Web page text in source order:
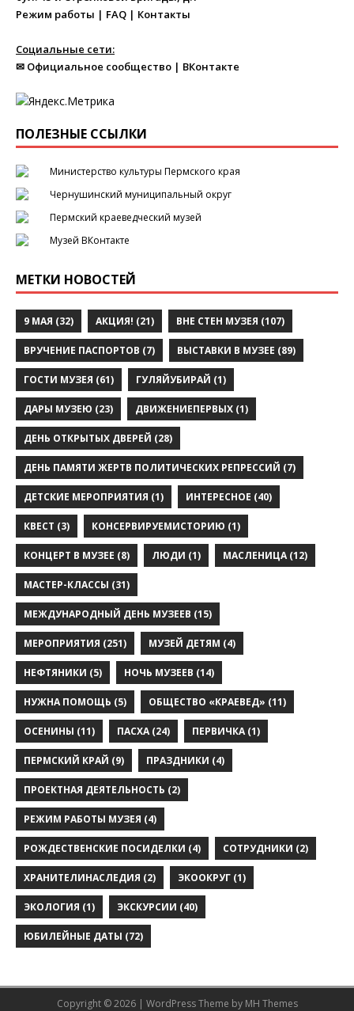
Режим работы | FAQ | Контакты
Социальные сети:
✉ Официальное сообщество | ВКонтакте
ПОЛЕЗНЫЕ ССЫЛКИ
Министерство культуры Пермского края
Чернушинский муниципальный округ
Пермский краеведческий музей
Музей ВКонтакте
МЕТКИ НОВОСТЕЙ
9 МАЯ (32) АКЦИЯ! (21) ВНЕ СТЕН МУЗЕЯ (107)
ВРУЧЕНИЕ ПАСПОРТОВ (7) ВЫСТАВКИ В МУЗЕЕ (89)
ГОСТИ МУЗЕЯ (61) ГУЛЯЙУБИРАЙ (1)
ДАРЫ МУЗЕЮ (23) ДВИЖЕНИЕПЕРВЫХ (1)
ДЕНЬ ОТКРЫТЫХ ДВЕРЕЙ (28)
ДЕНЬ ПАМЯТИ ЖЕРТВ ПОЛИТИЧЕСКИХ РЕПРЕССИЙ (7)
ДЕТСКИЕ МЕРОПРИЯТИЯ (1) ИНТЕРЕСНОЕ (40)
КВЕСТ (3) КОНСЕРВИРУЕМИСТОРИЮ (1)
КОНЦЕРТ В МУЗЕЕ (8) ЛЮДИ (1) МАСЛЕНИЦА(12)
МАСТЕР-КЛАССЫ (31)
МЕЖДУНАРОДНЫЙ ДЕНЬ МУЗЕЕВ (15)
МЕРОПРИЯТИЯ (251) МУЗЕЙ ДЕТЯМ (4)
НЕФТЯНИКИ (5) НОЧЬ МУЗЕЕВ (14)
НУЖНА ПОМОЩЬ (5) ОБЩЕСТВО «КРАЕВЕД» (11)
ОСЕНИНЫ (11) ПАСХА(24) ПЕРВИЧКА(1)
ПЕРМСКИЙ КРАЙ (9) ПРАЗДНИКИ (4)
ПРОЕКТНАЯ ДЕЯТЕЛЬНОСТЬ (2)
РЕЖИМ РАБОТЫ МУЗЕЯ (4)
РОЖДЕСТВЕНСКИЕ ПОСИДЕЛКИ (4) СОТРУДНИКИ (2)
ХРАНИТЕЛИНАСЛЕДИЯ (2) ЭКООКРУГ (1)
ЭКОЛОГИЯ (1) ЭКСКУРСИИ (40)
ЮБИЛЕЙНЫЕ ДАТЫ (72)
Copyright © 2026 | WordPress Theme by MH Themes